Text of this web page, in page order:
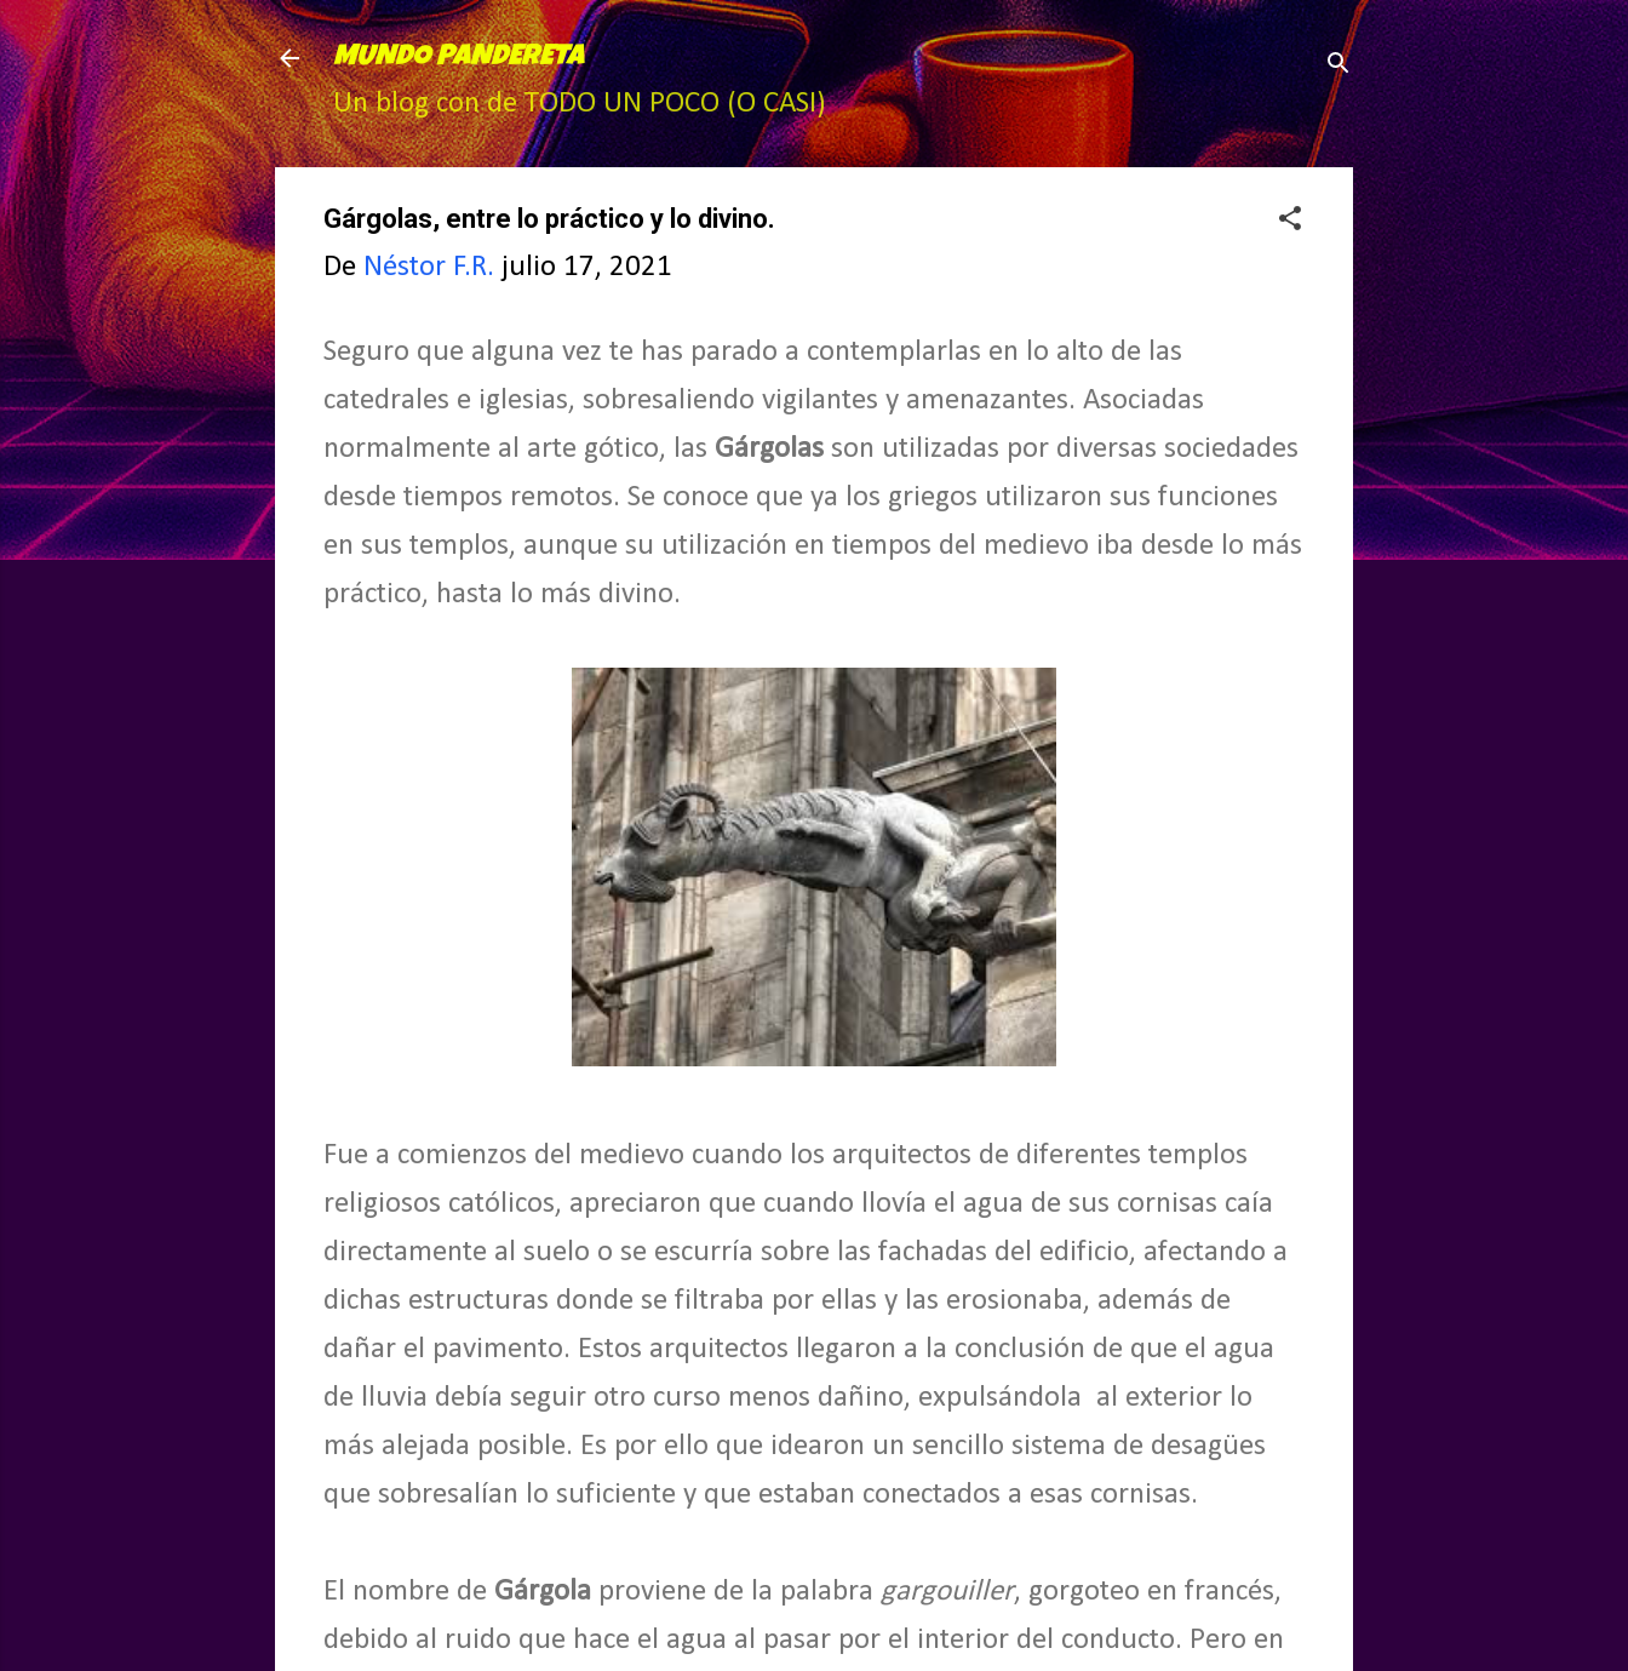
Ir al contenido principal
MUNDO PANDERETA
Un blog con de TODO UN POCO (O CASI)
Gárgolas, entre lo práctico y lo divino.
De Néstor F.R. julio 17, 2021
Seguro que alguna vez te has parado a contemplarlas en lo alto de las
catedrales e iglesias, sobresaliendo vigilantes y amenazantes. Asociadas
normalmente al arte gótico, las Gárgolas son utilizadas por diversas sociedades
desde tiempos remotos. Se conoce que ya los griegos utilizaron sus funciones
en sus templos, aunque su utilización en tiempos del medievo iba desde lo más
práctico, hasta lo más divino.
Fue a comienzos del medievo cuando los arquitectos de diferentes templos
religiosos católicos, apreciaron que cuando llovía el agua de sus cornisas caía
directamente al suelo o se escurría sobre las fachadas del edificio, afectando a
dichas estructuras donde se filtraba por ellas y las erosionaba, además de
dañar el pavimento. Estos arquitectos llegaron a la conclusión de que el agua
de lluvia debía seguir otro curso menos dañino, expulsándola al exterior lo
más alejada posible. Es por ello que idearon un sencillo sistema de desagües
que sobresalían lo suficiente y que estaban conectados a esas cornisas.
El nombre de Gárgola proviene de la palabra gargouiller, gorgoteo en francés,
debido al ruido que hace el agua al pasar por el interior del conducto. Pero en